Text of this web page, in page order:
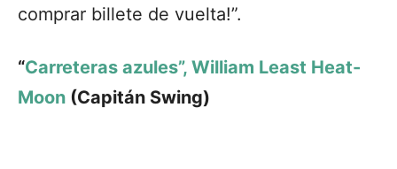
comprar billete de vuelta!”.
“Carreteras azules”, William Least Heat-
Moon (Capitán Swing)